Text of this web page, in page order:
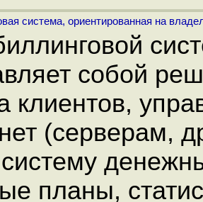
система, ориентированная на
собой
клиентов,
(серверам,
планы,